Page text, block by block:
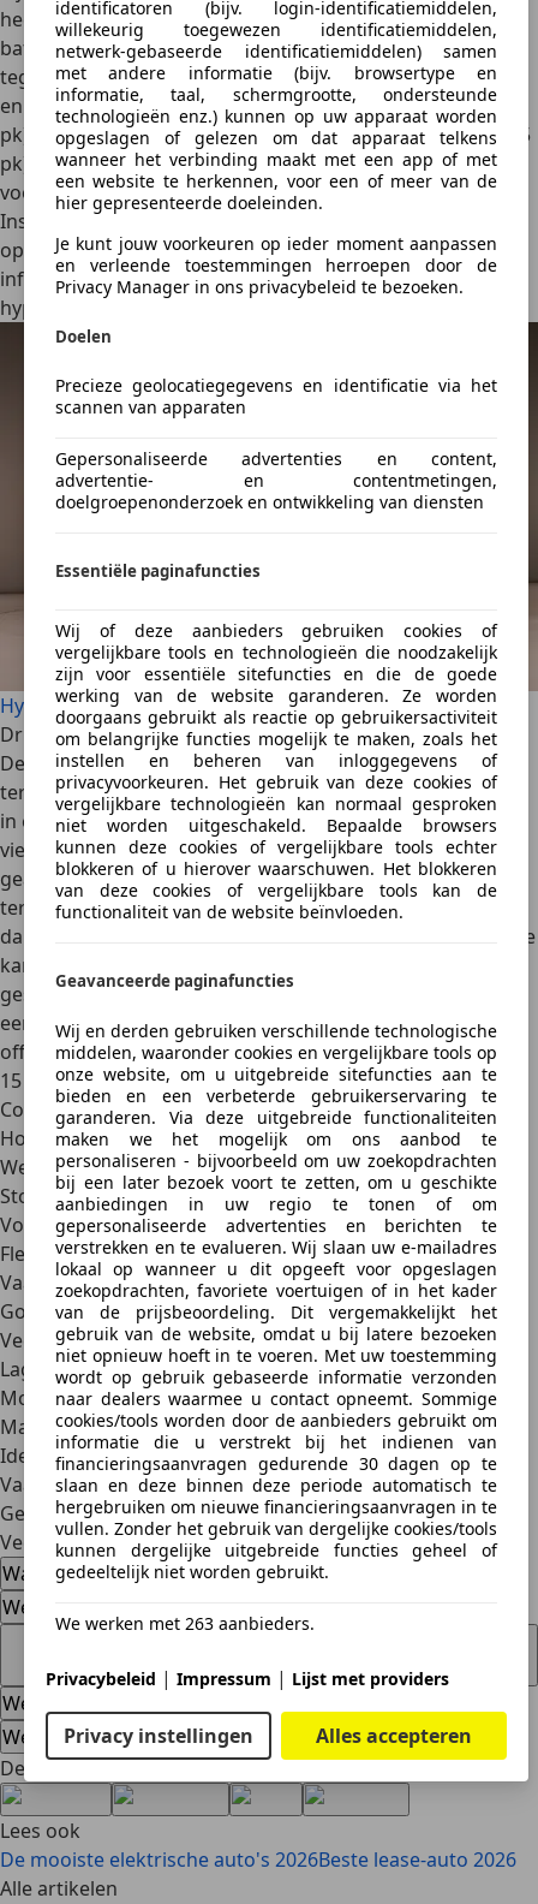
identificatoren (bijv. login-identificatiemiddelen,
willekeurig toegewezen identificatiemiddelen,
netwerk-gebaseerde identificatiemiddelen) samen
met andere informatie (bijv. browsertype en
informatie, taal, schermgrootte, ondersteunde
technologieën enz.) kunnen op uw apparaat worden
opgeslagen of gelezen om dat apparaat telkens
wanneer het verbinding maakt met een app of met
een website te herkennen, voor een of meer van de
hier gepresenteerde doeleinden.
Je kunt jouw voorkeuren op ieder moment aanpassen
en verleende toestemmingen herroepen door de
Privacy Manager in ons privacybeleid te bezoeken.
Doelen
Precieze geolocatiegegevens en identificatie via het
scannen van apparaten
Gepersonaliseerde advertenties en content,
advertentie- en contentmetingen,
doelgroepenonderzoek en ontwikkeling van diensten
Essentiële paginafuncties
Wij of deze aanbieders gebruiken cookies of
vergelijkbare tools en technologieën die noodzakelijk
zijn voor essentiële sitefuncties en die de goede
werking van de website garanderen. Ze worden
doorgaans gebruikt als reactie op gebruikersactiviteit
om belangrijke functies mogelijk te maken, zoals het
instellen en beheren van inloggegevens of
privacyvoorkeuren. Het gebruik van deze cookies of
vergelijkbare technologieën kan normaal gesproken
niet worden uitgeschakeld. Bepaalde browsers
kunnen deze cookies of vergelijkbare tools echter
blokkeren of u hierover waarschuwen. Het blokkeren
van deze cookies of vergelijkbare tools kan de
functionaliteit van de website beïnvloeden.
Geavanceerde paginafuncties
Wij en derden gebruiken verschillende technologische
middelen, waaronder cookies en vergelijkbare tools op
onze website, om u uitgebreide sitefuncties aan te
bieden en een verbeterde gebruikerservaring te
garanderen. Via deze uitgebreide functionaliteiten
maken we het mogelijk om ons aanbod te
personaliseren - bijvoorbeeld om uw zoekopdrachten
bij een later bezoek voort te zetten, om u geschikte
aanbiedingen in uw regio te tonen of om
gepersonaliseerde advertenties en berichten te
verstrekken en te evalueren. Wij slaan uw e-mailadres
lokaal op wanneer u dit opgeeft voor opgeslagen
zoekopdrachten, favoriete voertuigen of in het kader
van de prijsbeoordeling. Dit vergemakkelijkt het
gebruik van de website, omdat u bij latere bezoeken
niet opnieuw hoeft in te voeren. Met uw toestemming
wordt op gebruik gebaseerde informatie verzonden
naar dealers waarmee u contact opneemt. Sommige
cookies/tools worden door de aanbieders gebruikt om
informatie die u verstrekt bij het indienen van
financieringsaanvragen gedurende 30 dagen op te
slaan en deze binnen deze periode automatisch te
hergebruiken om nieuwe financieringsaanvragen in te
vullen. Zonder het gebruik van dergelijke cookies/tools
kunnen dergelijke uitgebreide functies geheel of
gedeeltelijk niet worden gebruikt.
We werken met 263 aanbieders.
Privacybeleid | Impressum | Lijst met providers
Privacy instellingen Alles accepteren
heeft. De Hyundai beschikt standaard over een42 kWh-
batterijpakket. Een49 kWh-batterijpakket(Long-Range) is
tegen meerprijs verkrijgbaar. Beide versies hebben een
enkele elektromotor met een vermogen van 71,1 kW (97
pk) in de versie met 42 kWh-batterijpakket en 84,5 kW (115
pk) in de versie met 49 kWh-batterijpakket. Het koppel is
voor beide versies hetzelfde: 147 Nm. Binnenin biedt de
Inster een ruim en goed uitgerust interieur, met
opbergoplossingenen een eenvoudig te bedienen
infotainmentsysteem. Hijoogt retromaar is toch
hypermodern.
Hyundai Inster aanbod
Driedeurs Jeep Wrangler
De driedeurs Jeep Wrangleris een icoon onder de
terreinwagensen biedt een authentieke off-road-ervaring
in een compact formaat. Hij is standaard voorzien van
vierwielaandrijving en zijn robuuste constructie en
geavanceerde off-road-functies maken van hem eenware
terreinmeester. De Wrangler is uitgerust met
dakpanelen en deuren
, wat bijdraagt aan zijn avontuurlijke
karakter. Hoewel hij vanwege zijn robuuste bouw minder
geschikt is voor dagelijks stadsverkeer, biedt de Wrangler
een ongeëvenaarde rijervaring voor liefhebbers van puur
off-road-rijden.
15 unieke voordelen van mini-SUV’s
Compact en makkelijk te parkeren
Hogere zitpositie voor beter zicht op de weg
Wendbaar in druk stadsverkeer
Stoere uitstraling
Voldoende binnenruimte voor passagiers
Flexibele bagageruimte voor dagelijks gebruik
Vaak beschikbaar met vierwielaandrijving
Goede rijhoogte voor comfort en veiligheid
Veelzijdig voor zowel rijden in de stad als off-road
Lager brandstofverbruik in vergelijking met grote SUV's
Moderne technologieën en veiligheidssystemen
Makkelijk in onderhoud door compacte bouw
Ideaal voor smalle Nederlandse wegen
Vaak betaalbaar qua wegenbelasting en verzekering
Geschikt voor zowel singles als kleine gezinnen
Veelgestelde vragen
Wat is de beste mini-SUV voor dagelijks gebruik?
Welke mini-SUV heeft de beste terreinvaardigheden?
vakanties?
Welke mini-SUV is het meest betrouwbaar?
Welke mini-SUV biedt de beste prijs-kwaliteitverhouding?
Deel artikel
Lees ook
De mooiste elektrische auto's 2026Beste lease-auto 2026
Alle artikelen